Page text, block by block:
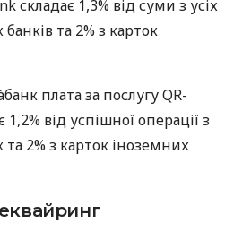
складає 1,3% від суми з усіх
та 2% з карток
плата за послугу QR-
від успішної операції з
та 2% з карток іноземних